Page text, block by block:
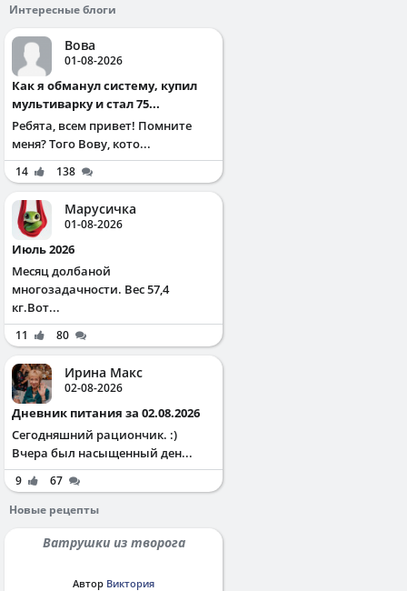
Интересные блоги
Вова
01-08-2026
Как я обманул систему, купил
мультиварку и стал 75...
Ребята, всем привет! Помните
меня? Того Вову, кото...
14 138
Марусичка
01-08-2026
Июль 2026
Месяц долбаной
многозадачности. Вес 57,4
кг.Вот...
11 80
Ирина Макс
02-08-2026
Дневник питания за 02.08.2026
Сегодняшний рациончик. :)
Вчера был насыщенный ден...
9
67
Новые рецепты
Ватрушки из творога
Автор Виктория